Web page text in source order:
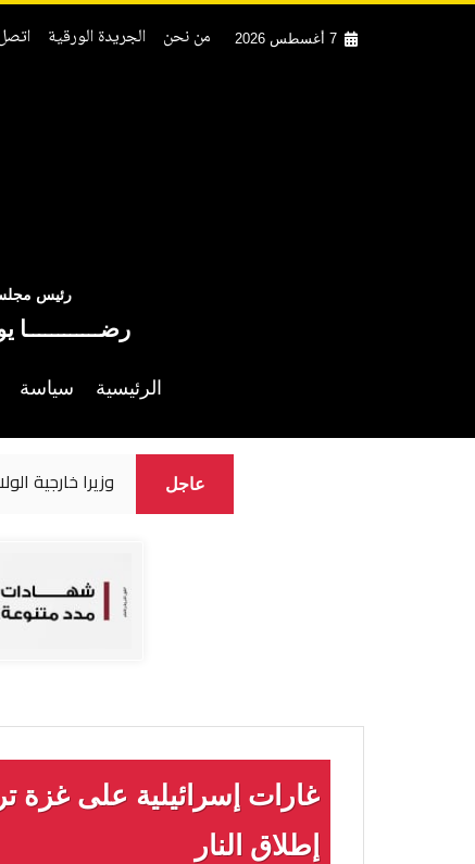
7 أغسطس 2026 من نحن الجريدة الورقية
رئيس مجلس
رضــــــــــــا
الرئيسية سياسة
عاجل وزيرا خارجية
غارات إسرائيلية على غزة
إطلاق النار